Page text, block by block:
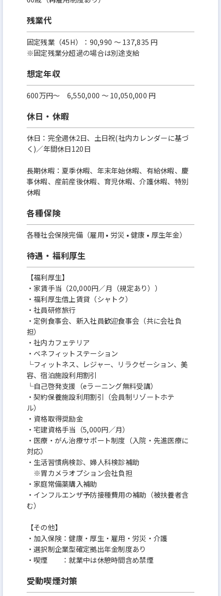
残業代
固定残業（45H）：90,990 ～ 137,835 円
※固定残業分超過の場合は別途支給
想定年収
600万円〜 6,550,000 ～ 10,050,000 円
休日・休暇
休日：完全週休2日、土日祝(社内カレンダーに基づ
く)／年間休日120日
長期休暇：夏季休暇、年末年始休暇、有給休暇、慶
事休暇、産前産後休暇、育児休暇、介護休暇、特別
休暇
各種保険
各種社会保険完備（雇用 • 労災 • 健康 • 厚生年金）
待遇・福利厚生
【福利厚生】
・家賃手当（20,000円／月（規定あり））
・福利厚生借上賃貸（シャトク）
・社員研修旅行
・定例食事会、新入社員歓迎食事会（共に会社負
担）
・社内カフェテリア
・ベネフィットステーション
└フィットネス、レジャー、リラクゼーション、美
容、宿泊施設利用割引
└自己啓発支援（eラーニング無料受講）
・契約保養施設利用割引（会員制リゾートホテ
ル）
・資格取得奨励金
・宅建資格手当（5,000円／月）
・医療・がん治療サポート制度（入院・先進医療に
対応）
・生活習慣病検診、婦人科検診補助
※胃カメラオプション会社負担
・家庭常備薬購入補助
・インフルエンザ予防接種費用の補助（被扶養者含
む）
【その他】
・加入保険：健康・厚生・雇用・労災・介護
・選択制企業型確定拠出年金制度あり
・喫煙 ：就業中は休憩時間含め禁煙
受動喫煙対策